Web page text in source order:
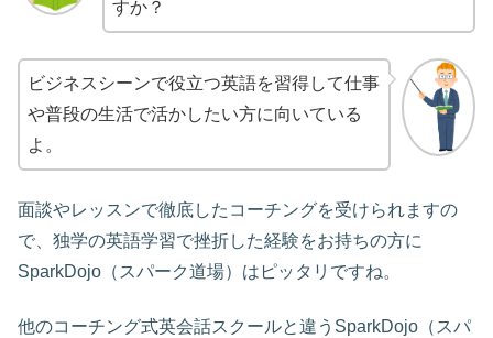
すか？
ビジネスシーンで役立つ英語を習得して仕事
や普段の生活で活かしたい方に向いている
よ。
面談やレッスンで徹底したコーチングを受けられますの
で、独学の英語学習で挫折した経験をお持ちの方に
SparkDojo（スパーク道場）はピッタリですね。
他のコーチング式英会話スクールと違うSparkDojo（スパ